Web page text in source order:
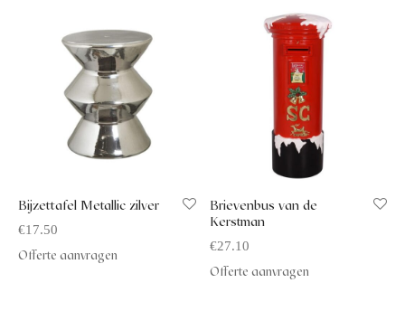
Bijzettafel Metallic zilver
€17.50
Offerte aanvragen
Brievenbus van de
Kerstman
€27.10
Offerte aanvragen